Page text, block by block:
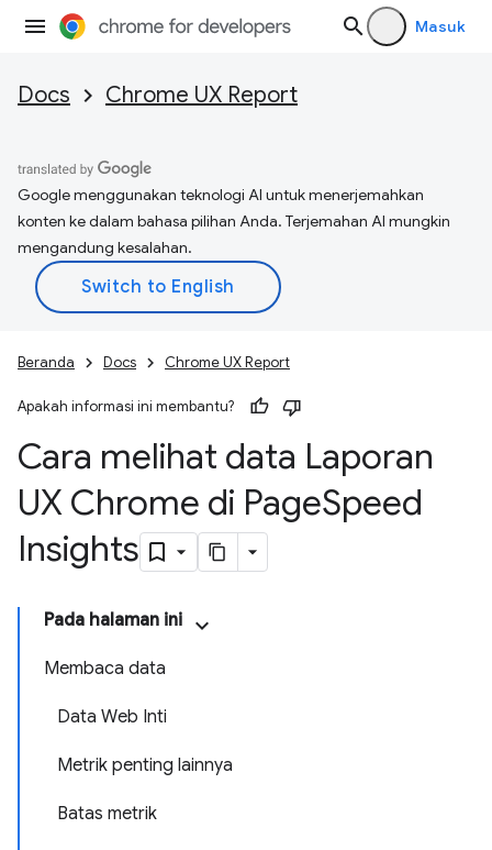
Masuk
Docs Chrome UX Report
Google menggunakan teknologi AI untuk menerjemahkan
konten ke dalam bahasa pilihan Anda. Terjemahan AI mungkin
mengandung kesalahan.
Beranda Docs Chrome UX Report
Apakah informasi ini membantu?
Cara melihat data Laporan
UX Chrome di PageSpeed
Insights
Pada halaman ini
Membaca data
Data Web Inti
Metrik penting lainnya
Batas metrik